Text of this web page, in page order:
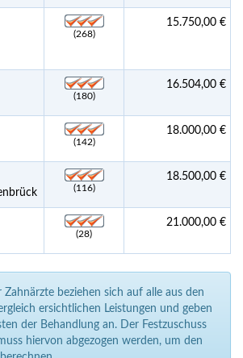
(268)
15.750,00 €
(180)
16.504,00 €
(142)
18.000,00 €
(116)
18.500,00 €
(28)
21.000,00 €
beziehen sich auf alle aus den
ersichtlichen Leistungen und geben
der Behandlung an. Der Festzuschuss
hiervon abgezogen werden, um den